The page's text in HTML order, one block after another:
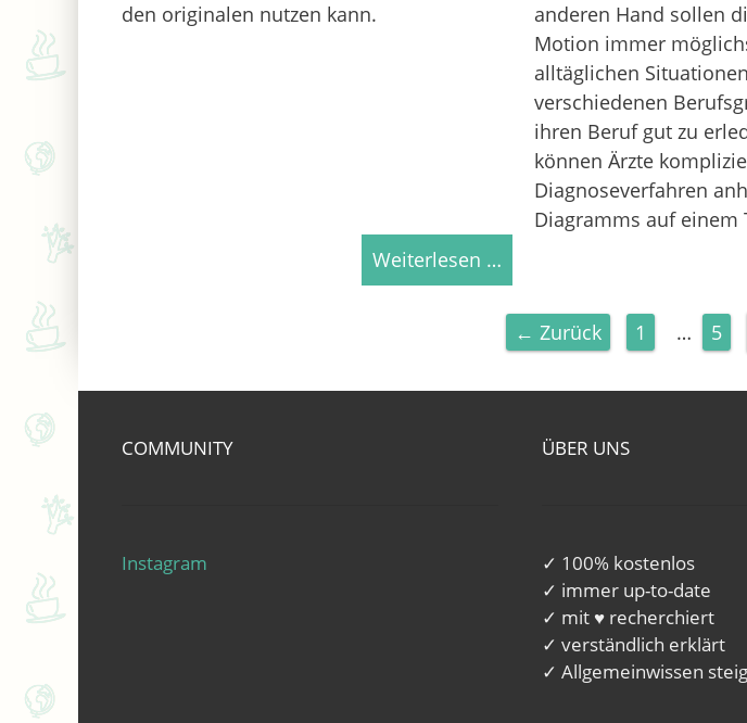
den originalen nutzen kann.
Weiterlesen …
anderen Hand sollen
Motion immer
alltäglichen
verschiedenen
ihren Beruf gut zu
können Ärzte
Diagnoseverfahren
Diagramms auf einem
← Zurück Seite
1 … Seite
5
COMMUNITY
Instagram
ÜBER UNS
✓ 100% kostenlos
✓ immer up-to-date
✓ mit ♥ recherchiert
✓ verständlich erklärt
✓ Allgemeinwissen